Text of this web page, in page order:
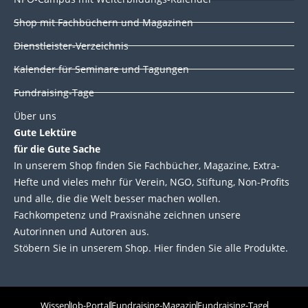
Shop mit Fachbüchern und Magazinen
Dienstleister-Verzeichnis
Kalender für Seminare und Tagungen
Fundraising-Tage
Über uns
Gute Lektüre
für die Gute Sache
In unserem Shop finden Sie Fachbücher, Magazine, Extra-
Hefte und vieles mehr für Verein, NGO, Stiftung, Non-Profits
und alle, die die Welt besser machen wollen.
Fachkompetenz und Praxisnähe zeichnen unsere
Autorinnen und Autoren aus.
Stöbern Sie in unserem Shop. Hier finden Sie alle Produkte.
WissenJob-PortalFundraising-MagazinFundraising-Tage